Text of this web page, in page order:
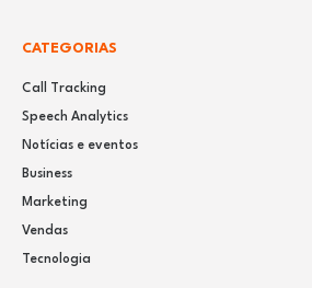
CATEGORIAS
Call Tracking
Speech Analytics
Notícias e eventos
Business
Marketing
Vendas
Tecnologia